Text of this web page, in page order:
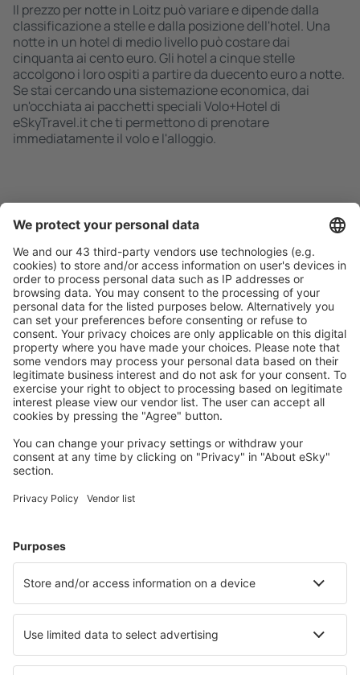
Il prezzo per notte in Loitz può variare e dipende dalla
classificazione a stelle e dalla posizione dell'hotel. Una
notte in un hotel di medio livello può costare dai
cinquanta ai cento euro. Gli hotel a cinque stelle
accolgono i loro ospiti a partire da duecento euro a notte.
Se stai cercando una sistemazione economica, dai
un'occhiata ai pacchetti speciali Volo+Hotel di
eSkyTravel.it che ti permettono di prenotare
immediatamente il volo e l'alloggio.
Ricerca rapida e semplice
Pianifica in sicurezza
Prenotazione senza pensieri con possibilità di
cancellazione gratuita.
Risparmia di più
Prezzi attraenti e offerte speciali per gli utenti registrati.
Scegli tra oltre 1,3 milioni di strutture: hotel, lodge,
appartamenti e altri.
Hotel in Germania - Città popolari
Hotel a Westerland Hotel in Zingst Hotel a Heringsdorf
Hotel in Sellin Hotel in Wieck auf dem Darß